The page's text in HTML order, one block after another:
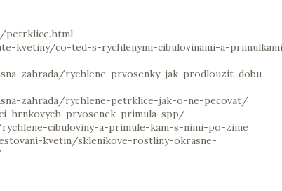
petrklice.html
kvetiny/co-ted-s-rychlenymi-cibulovinami-a-
zahrada/rychlene-prvosenky-jak-prodlouzit-dobu-
zahrada/rychlene-petrklice-jak-o-ne-pecovat/
hrnkovych-prvosenek-primula-spp/
cibuloviny-a-primule-kam-s-nimi-po-zime
kvetin/sklenikove-rostliny-okrasne-